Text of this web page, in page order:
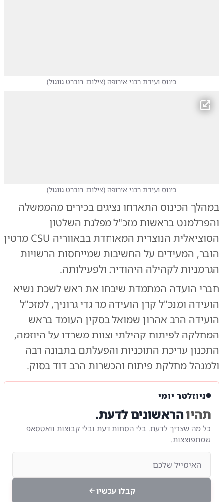
כינוס ועידת רבני אירופה (צילום: רוברט גונגול)
כינוס ועידת רבני אירופה (צילום: רוברט גונגול)
במהלך הכינוס התארחו נציגים בכירים מהממשלה
והפרלמנט בראשות מזכ"ל מפלגת השלטון
הסוציאלית הנוצרית המאוחדת בבאווריה CSU מרטין
הובר, המעידים על החשיבות שמייחסות הרשויות
הגרמניות לקהילה היהודית ולפעילותה.
חברי הועדה המתמדת שיבחו את ראש לשכת נשיא
הועידה ומנכ"ל קרן הועידה מר גדי גרוניך, למזכ"ל
הועידה הרב אהרון שמואל בסקין העומד בראש
המחלקה לפיתוח קהילתי וצוות משרדו על היוזמה,
התכנון עריכת התוכניות והפעלתם בתבונה רבה
ולמנהל מחלקת פיתוח והכשרות הרב דוד בסוק.
ניוזלטר יומי
תהיוהראשונים לדעת.
כל מה שצריך לדעת. בלי הסחות דעת ובלי קבוצות וואטסאפ
שמתפוצצות.
קבלו עכשיו